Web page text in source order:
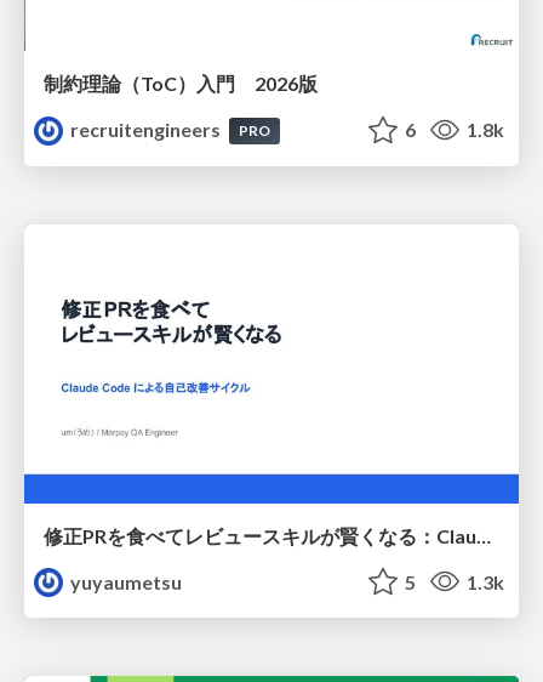
制約理論（ToC）入門 2026版
recruitengineers
PRO 6 1.8k
yuyaumetsu
5 1.3k